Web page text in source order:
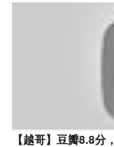
【越哥】豆瓣8.8分